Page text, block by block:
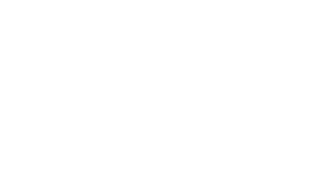
отделениях Ленинградской